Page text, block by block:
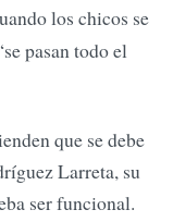
los chicos se
pasan todo el
que se debe
Larreta, su
ser funcional.